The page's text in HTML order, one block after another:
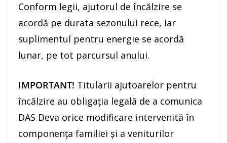
Conform legii, ajutorul de încălzire se
acordă pe durata sezonului rece, iar
suplimentul pentru energie se acordă
lunar, pe tot parcursul anului.
IMPORTANT! Titularii ajutoarelor pentru
încălzire au obligația legală de a comunica
DAS Deva orice modificare intervenită în
componența familiei și a veniturilor